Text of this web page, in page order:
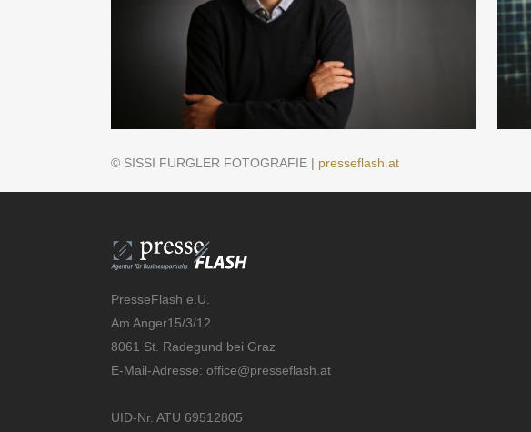
© SISSI FURGLER FOTOGRAFIE | presseflash.at
PresseFlash e.U.
Am Anger15/3/12
8061 St. Radegund bei Graz
E-Mail-Adresse: office@presseflash.at
UID-Nr. ATU 69512805